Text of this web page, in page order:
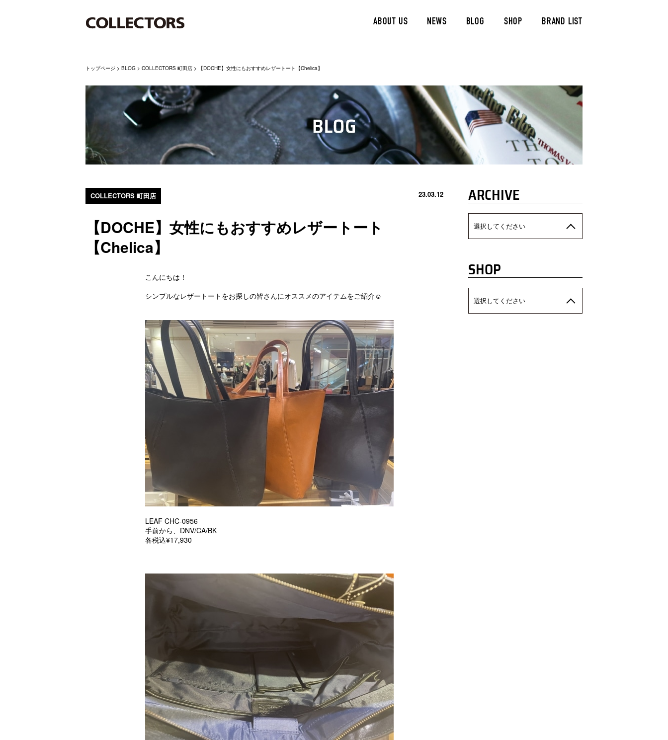
ABOUT US NEWS BLOG SHOP BRAND LIST
トップページ > BLOG > COLLECTORS 町田店 > 【DOCHE】女性にもおすすめレザートート【Chelica】
COLLECTORS 町田店 23.03.12
【DOCHE】女性にもおすすめレザートート
【Chelica】
こんにちは！
シンプルなレザートートをお探しの皆さんにオススメのアイテムをご紹介☺︎
LEAF CHC-0956
手前から、DNV/CA/BK
各税込¥17,930
ARCHIVE
選択してください
SHOP
選択してください